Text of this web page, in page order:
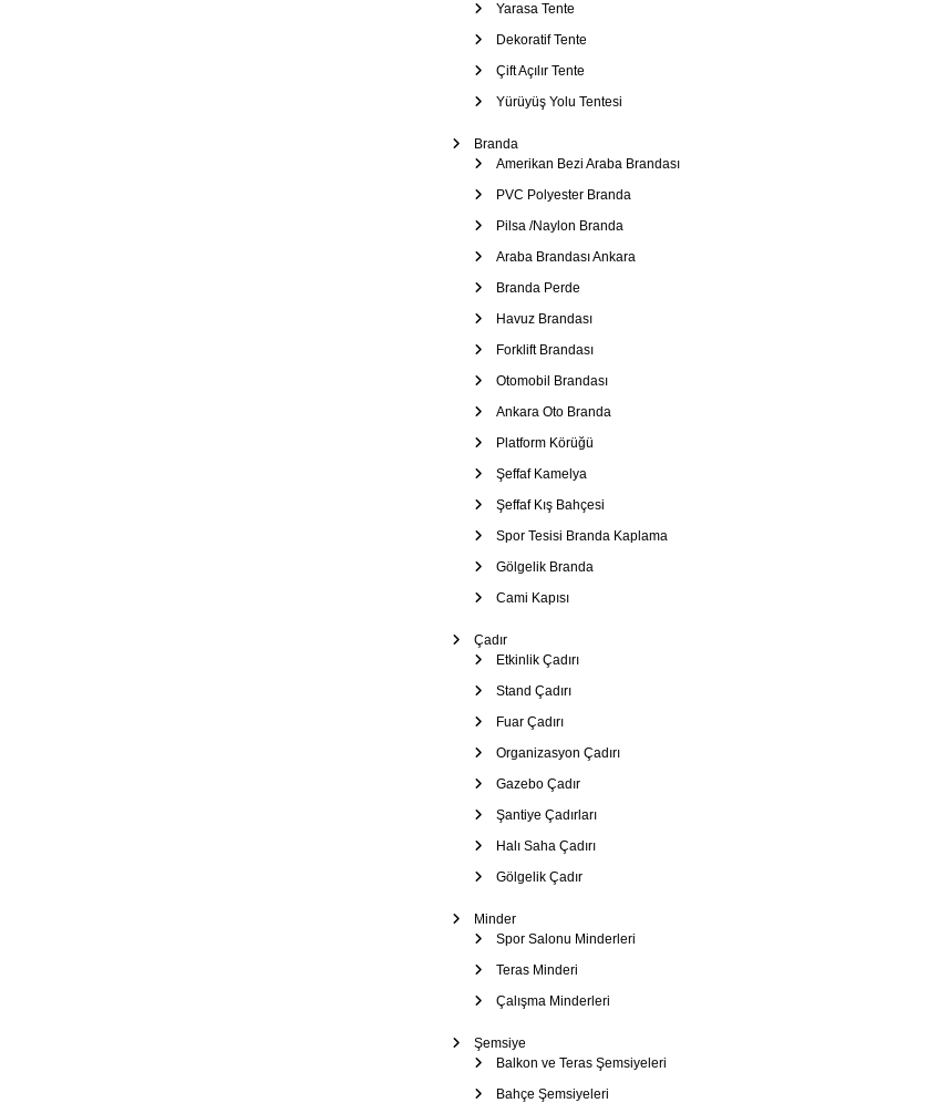
Yarasa Tente
Dekoratif Tente
Çift Açılır Tente
Yürüyüş Yolu Tentesi
Branda
Amerikan Bezi Araba Brandası
PVC Polyester Branda
Pilsa /Naylon Branda
Araba Brandası Ankara
Branda Perde
Havuz Brandası
Forklift Brandası
Otomobil Brandası
Ankara Oto Branda
Platform Körüğü
Şeffaf Kamelya
Şeffaf Kış Bahçesi
Spor Tesisi Branda Kaplama
Gölgelik Branda
Cami Kapısı
Çadır
Etkinlik Çadırı
Stand Çadırı
Fuar Çadırı
Organizasyon Çadırı
Gazebo Çadır
Şantiye Çadırları
Halı Saha Çadırı
Gölgelik Çadır
Minder
Spor Salonu Minderleri
Teras Minderi
Çalışma Minderleri
Şemsiye
Balkon ve Teras Şemsiyeleri
Bahçe Şemsiyeleri